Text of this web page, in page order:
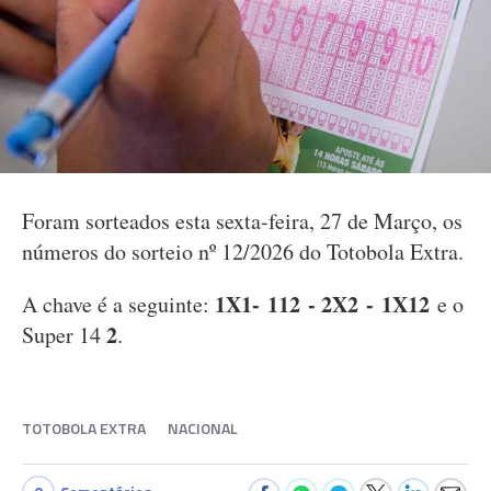
Foram sorteados esta sexta-feira, 27 de Março, os
números do sorteio nº 12/2026 do Totobola Extra.
A chave é a seguinte: 1X1- 112 - 2X2 - 1X12 e o
Super 142.
TOTOBOLA EXTRA NACIONAL